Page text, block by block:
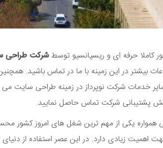
حرفه ای و ریسپانسیو توسطشرکت طراحی
بیشتر در این زمینه با ما در تماس باشید.
خدمات شرکت نوپرداز در زمینه طراحی سایت
پشتیبانی شرکت تماس حاصل نمایید.
همواره یکی از مهم ترین شغل های امروز
اهمیت زیادی دارد. در این عصر استفاده از